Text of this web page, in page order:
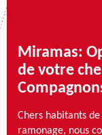
Miramas:
de votre
Chers habitants
ramonage, nous